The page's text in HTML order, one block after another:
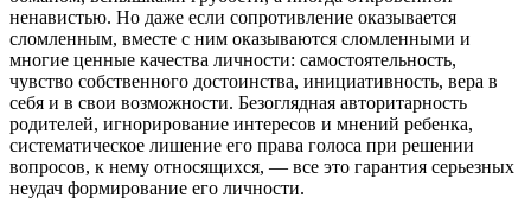
ненавистью. Но даже если сопротивление оказывается
сломленным, вместе с ним оказываются сломленными и
многие ценные качества личности: самостоятельность,
чувство собственного достоинства, инициативность, вера в
себя и в свои возможности. Безоглядная авторитарность
родителей, игнорирование интересов и мнений ребенка,
систематическое лишение его права голоса при решении
вопросов, к нему относящихся, — все это гарантия серьезных
неудач формирование его личности.